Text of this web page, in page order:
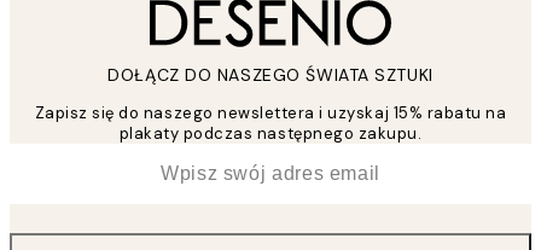
DOŁĄCZ DO NASZEGO ŚWIATA SZTUKI
Zapisz się do naszego newslettera i uzyskaj 15% rabatu na
plakaty podczas następnego zakupu.